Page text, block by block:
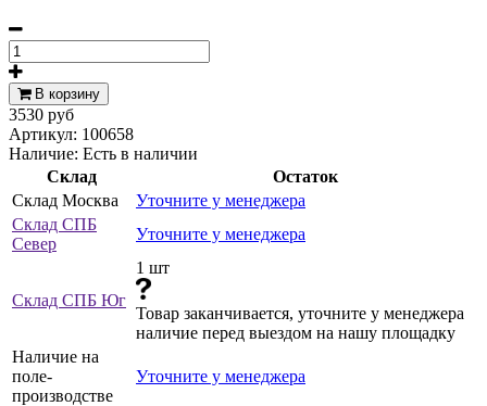
В корзину
3530 руб
Артикул: 100658
Наличие: Есть в наличии
Склад
Остаток
Склад Москва
Уточните у менеджера
Склад СПБ
Север
Уточните у менеджера
Склад СПБ Юг
1 шт
Товар заканчивается, уточните у менеджера
наличие перед выездом на нашу площадку
Наличие на
поле-
производстве
Уточните у менеджера